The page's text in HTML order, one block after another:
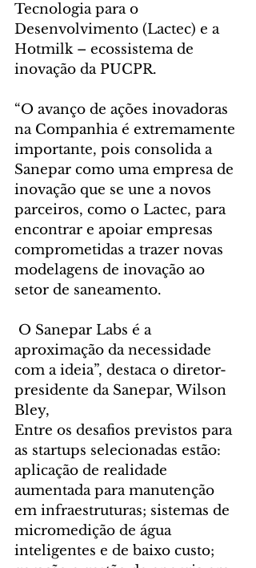
Tecnologia para o
Desenvolvimento (Lactec) e a
Hotmilk – ecossistema de
inovação da PUCPR.
“O avanço de ações inovadoras
na Companhia é extremamente
importante, pois consolida a
Sanepar como uma empresa de
inovação que se une a novos
parceiros, como o Lactec, para
encontrar e apoiar empresas
comprometidas a trazer novas
modelagens de inovação ao
setor de saneamento.
aproximação da necessidade
com a ideia”, destaca o diretor-
presidente da Sanepar, Wilson
Bley,
Entre os desafios previstos para
as startups selecionadas estão:
aplicação de realidade
aumentada para manutenção
em infraestruturas; sistemas de
micromedição de água
inteligentes e de baixo custo;